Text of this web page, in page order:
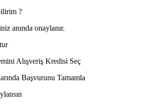
?
anında onaylanır.
Alışveriş Kredisi Seç
Başvurunu Tamamla